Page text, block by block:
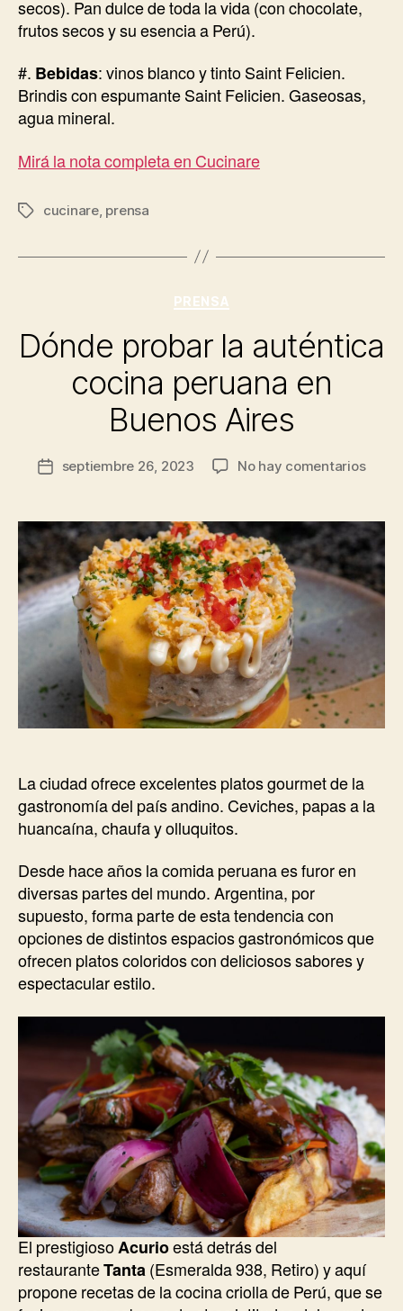
secos). Pan dulce de toda la vida (con chocolate,
frutos secos y su esencia a Perú).
#. Bebidas: vinos blanco y tinto Saint Felicien.
Brindis con espumante Saint Felicien. Gaseosas,
agua mineral.
Mirá la nota completa en Cucinare
Etiquetas
cucinare, prensa
Categorías
PRENSA
Dónde probar la auténtica
cocina peruana en
Buenos Aires
Fecha
entrada
septiembre 26, 2023 No hay comentariosen
la
en
La ciudad ofrece excelentes platos gourmet de la
gastronomía del país andino. Ceviches, papas a la
huancaína, chaufa y olluquitos.
Desde hace años la comida peruana es furor en
diversas partes del mundo. Argentina, por
supuesto, forma parte de esta tendencia con
opciones de distintos espacios gastronómicos que
ofrecen platos coloridos con deliciosos sabores y
espectacular estilo.
El prestigiosoAcurioestá detrás del
restauranteTanta (Esmeralda 938, Retiro) y aquí
propone recetas de la cocina criolla de Perú, que se